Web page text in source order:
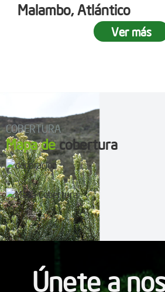
Malambo, Atlántico
Ver más
COBERTURA
Mapa decobertura
Únete a